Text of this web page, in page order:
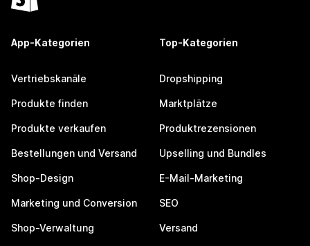
App-Kategorien
Vertriebskanäle
Produkte finden
Produkte verkaufen
Bestellungen und Versand
Shop-Design
Marketing und Conversion
Shop-Verwaltung
Top-Kategorien
Dropshipping
Marktplätze
Produktrezensionen
Upselling und Bundles
E-Mail-Marketing
SEO
Versand